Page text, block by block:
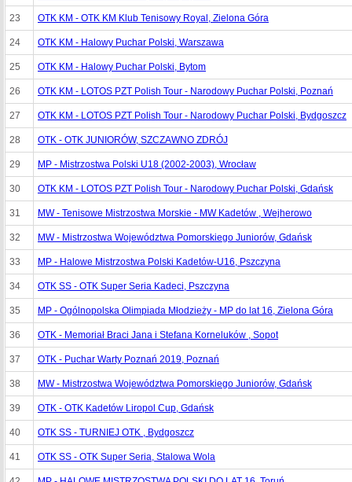
23 OTK KM - OTK KM Klub Tenisowy Royal, Zielona Góra
24 OTK KM - Halowy Puchar Polski, Warszawa
25 OTK KM - Halowy Puchar Polski, Bytom
26 OTK KM - LOTOS PZT Polish Tour - Narodowy Puchar Polski, Poznań
27 OTK KM - LOTOS PZT Polish Tour - Narodowy Puchar Polski, Bydgoszcz
28 OTK - OTK JUNIORÓW, SZCZAWNO ZDRÓJ
29 MP - Mistrzostwa Polski U18 (2002-2003), Wrocław
30 OTK KM - LOTOS PZT Polish Tour - Narodowy Puchar Polski, Gdańsk
31 MW - Tenisowe Mistrzostwa Morskie - MW Kadetów , Wejherowo
32 MW - Mistrzostwa Województwa Pomorskiego Juniorów, Gdańsk
33 MP - Halowe Mistrzostwa Polski Kadetów-U16, Pszczyna
34 OTK SS - OTK Super Seria Kadeci, Pszczyna
35 MP - Ogólnopolska Olimpiada Młodzieży - MP do lat 16, Zielona Góra
36 OTK - Memoriał Braci Jana i Stefana Korneluków , Sopot
37 OTK - Puchar Warty Poznań 2019, Poznań
38 MW - Mistrzostwa Województwa Pomorskiego Juniorów, Gdańsk
39 OTK - OTK Kadetów Liropol Cup, Gdańsk
40 OTK SS - TURNIEJ OTK , Bydgoszcz
41 OTK SS - OTK Super Seria, Stalowa Wola